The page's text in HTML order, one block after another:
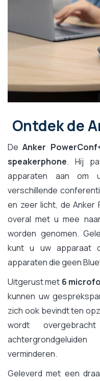
Ontdek de
DeAnker
speakerphone. Hij
apparaten aan om
verschillende
en zeer licht, de Anker
overal met u mee
worden genomen.
kunt u uw apparaat
apparaten die geen
Uitgerust met 6
kunnen uw
zich ook bevindt ten
wordt
verminderen.
Geleverd met een